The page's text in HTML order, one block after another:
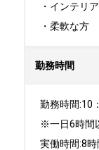
・インテリ
・柔軟な方
勤務時間
勤務時間:10
※一日6時間
実働時間:8時